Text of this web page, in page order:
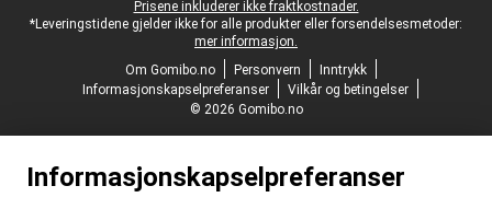
Prisene inkluderer ikke fraktkostnader.
*Leveringstidene gjelder ikke for alle produkter eller forsendelsesmetoder:
mer informasjon.
Om Gomibo.no
Personvern
Inntrykk
Informasjonskapselpreferanser
Vilkår og betingelser
© 2026 Gomibo.no
Informasjonskapselpreferanser